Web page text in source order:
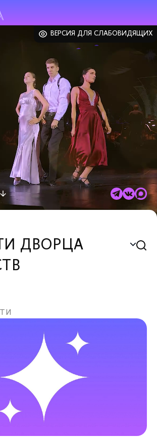
ВЕРСИЯ ДЛЯ СЛАБОВИДЯЩИХ
ДВОРЦА